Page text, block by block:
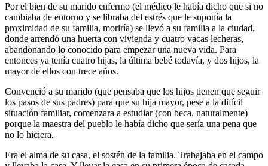
Por el bien de su marido enfermo (el médico le había dicho que si no
cambiaba de entorno y se libraba del estrés que le suponía la
proximidad de su familia, moriría) se llevó a su familia a la ciudad,
donde arrendó una huerta con vivienda y cuatro vacas lecheras,
abandonando lo conocido para empezar una nueva vida. Para
entonces ya tenía cuatro hijas, la última bebé todavía, y dos hijos, la
mayor de ellos con trece años.
Convenció a su marido (que pensaba que los hijos tienen que seguir
los pasos de sus padres) para que su hija mayor, pese a la difícil
situación familiar, comenzara a estudiar (con beca, naturalmente)
porque la maestra del pueblo le había dicho que sería una pena que
no lo hiciera.
Era el alma de su casa, el sostén de la familia. Trabajaba en el campo